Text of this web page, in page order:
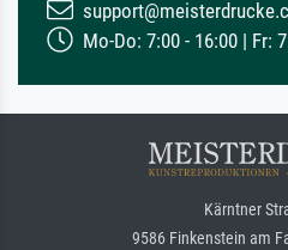
Mo-Do: 7:00 - 16:00 | Fr:
Kärntner
9586 Finkenstein am